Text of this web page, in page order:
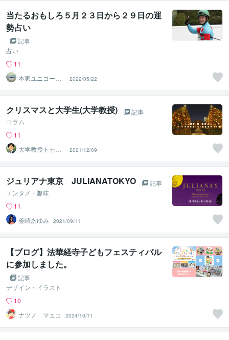
当たるおもしろ５月２３日から２９日の運
勢占い
記事
占い
11
本家ユニコーン
の使者桜10周年
ありがとう
2022/05/22
クリスマスと大学生(大学教授)
記事
コラム
11
大学教授トモ｜
元東大教員
2021/12/09
ジュリアナ東京 JULIANATOKYO
記事
エンタメ・趣味
11
釜崎あゆみ 2021/09/11
【ブログ】法華経寺子どもフェスティバル
に参加しました。
記事
デザイン・イラスト
10
ナツノ マエコ
2024/10/11